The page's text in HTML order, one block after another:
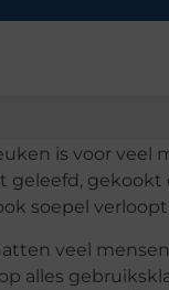
is voor veel
geleefd,
soepel
veel
alles